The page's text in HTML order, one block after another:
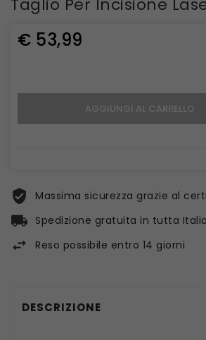
Taglio Per Incisione
€ 53,99
AGGIUNGI AL CARRELLO
Massima sicurezza grazie al
Spedizione gratuita in tutta Italia
Reso possibile entro 14 giorni
DESCRIZIONE